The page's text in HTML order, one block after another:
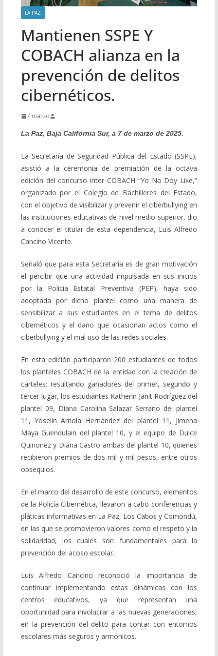
LA PAZ
Mantienen SSPE Y
COBACH alianza en la
prevención de delitos
cibernéticos.
7 marzo
La Paz, Baja California Sur, a 7 de marzo de 2025.
La Secretaría de Seguridad Pública del Estado (SSPE),
asistió a la ceremonia de premiación de la octava
edición del concurso inter COBACH “Yo No Doy Like,”
organizado por el Colegio de Bachilleres del Estado,
con el objetivo de visibilizar y prevenir el ciberbullying en
las instituciones educativas de nivel medio superior, dio
a conocer el titular de esta dependencia, Luis Alfredo
Cancino Vicente.
Señaló que para esta Secretaría es de gran motivación
el percibir que una actividad impulsada en sus inicios
por la Policía Estatal Preventiva (PEP), haya sido
adoptada por dicho plantel como una manera de
sensibilizar a sus estudiantes en el tema de delitos
cibernéticos y el daño que ocasionan actos como el
ciberbullying y el mal uso de las redes sociales.
En esta edición participaron 200 estudiantes de todos
los planteles COBACH de la entidad con la creación de
carteles; resultando ganadores del primer, segundo y
tercer lugar, los estudiantes Katherin Janit Rodríguez del
plantel 09, Diana Carolina Salazar Serrano del plantel
11, Yoselin Arriola Hernández del plantel 11, Jimena
Maya Guendulain del plantel 10, y el equipo de Dulce
Quiñonez y Diana Castro ambas del plantel 10, quienes
recibieron premios de dos mil y mil pesos, entre otros
obsequios.
En el marco del desarrollo de este concurso, elementos
de la Policía Cibernética, llevaron a cabo conferencias y
pláticas informativas en La Paz, Los Cabos y Comondú,
en las que se promovieron valores como el respeto y la
solidaridad, los cuales son fundamentales para la
prevención del acoso escolar.
Luis Alfredo Cancino reconoció la importancia de
continuar implementando estas dinámicas con los
centros educativos, ya que representan una
oportunidad para involucrar a las nuevas generaciones,
en la prevención del delito para contar con entornos
escolares más seguros y armónicos.